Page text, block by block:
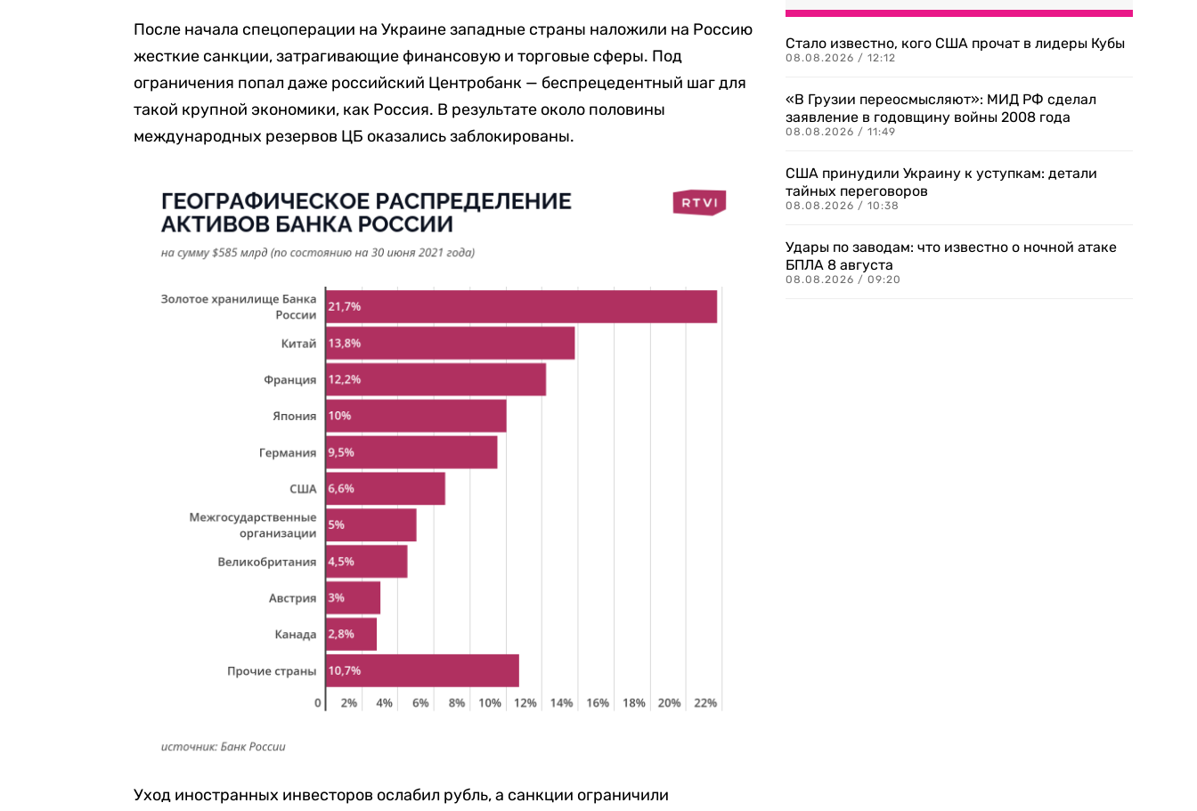
После начала спецоперации на Украине западные страны наложили на Россию
жесткие санкции, затрагивающие финансовую и торговые сферы. Под
ограничения попал даже российский Центробанк — беспрецедентный шаг для
такой крупной экономики, как Россия. В результате около половины
международных резервов ЦБ оказались заблокированы.
Уход иностранных инвесторов ослабил рубль, а санкции ограничили
Стало известно, кого США прочат в лидеры Кубы
08.08.2026 / 12:12
«В Грузии переосмысляют»: МИД РФ сделал
заявление в годовщину войны 2008 года
08.08.2026 / 11:49
США принудили Украину к уступкам: детали
тайных переговоров
08.08.2026 / 10:38
Удары по заводам: что известно о ночной атаке
БПЛА 8 августа
08.08.2026 / 09:20